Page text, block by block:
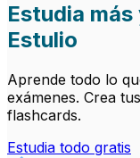
Estudia
Estulio
Aprende todo lo
exámenes. Crea
flashcards.
Estudia todo gratis